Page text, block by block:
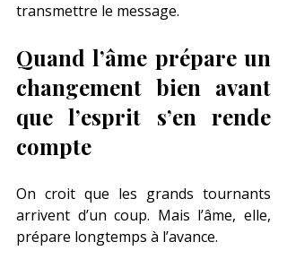
transmettre le message.
Quand l’âme prépare un
changement bien avant
que l’esprit s’en rende
compte
On croit que les grands tournants
arrivent d’un coup. Mais l’âme, elle,
prépare longtemps à l’avance.